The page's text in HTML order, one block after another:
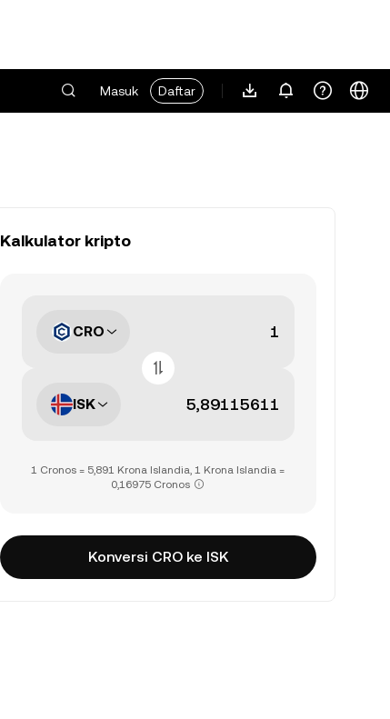
Masuk Daftar
Kalkulator kripto
CRO
ISK
1 Cronos = 5,891 Krona Islandia, 1 Krona Islandia =
0,16975 Cronos
Konversi CRO ke ISK